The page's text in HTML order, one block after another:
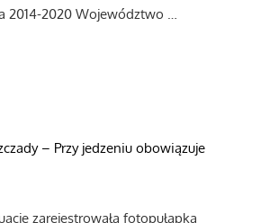
2014-2020 Województwo …
– Przy jedzeniu obowiązuje
zarejestrowała fotopułapka